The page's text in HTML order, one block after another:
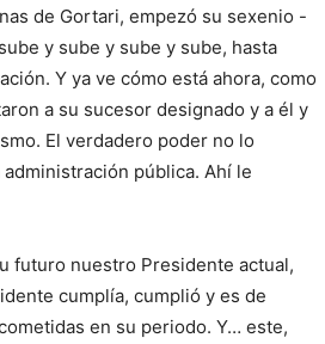
de Gortari, empezó su sexenio -
y sube y sube y sube, hasta
Y ya ve cómo está ahora, como
a su sucesor designado y a él y
El verdadero poder no lo
pública. Ahí le
futuro nuestro Presidente actual,
cumplía, cumplió y es de
en su periodo. Y… este,